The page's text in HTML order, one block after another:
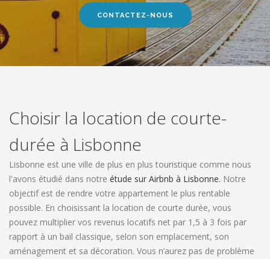
CONTACT
RESERVER CHEZ NOUS
CONTACTEZ-NOUS
Choisir la location de courte-
durée à Lisbonne
Lisbonne est une ville de plus en plus touristique comme nous
l'avons étudié dans notre étude sur Airbnb à Lisbonne. Notre
objectif est de rendre votre appartement le plus rentable
possible. En choisissant la location de courte durée, vous
pouvez multiplier vos revenus locatifs net par 1,5 à 3 fois par
rapport à un bail classique, selon son emplacement, son
aménagement et sa décoration. Vous n’aurez pas de problème